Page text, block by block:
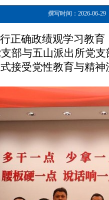
撰写时间：2026-06-29
正确政绩观学习教育
部与五山派出所党
接受党性教育与精神